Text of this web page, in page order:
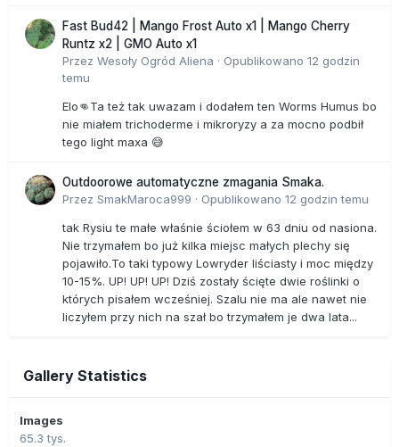
Fast Bud42 | Mango Frost Auto x1 | Mango Cherry
Runtz x2 | GMO Auto x1
Przez Wesoły Ogród Aliena · Opublikowano 12 godzin
temu
Elo👊Ta też tak uwazam i dodałem ten Worms Humus bo
nie miałem trichoderme i mikroryzy a za mocno podbił
tego light maxa 😅
Outdoorowe automatyczne zmagania Smaka.
Przez SmakMaroca999 · Opublikowano 12 godzin temu
tak Rysiu te małe właśnie ściołem w 63 dniu od nasiona.
Nie trzymałem bo już kilka miejsc małych plechy się
pojawiło.To taki typowy Lowryder liściasty i moc między
10-15%. UP! UP! UP! Dziś zostały ścięte dwie roślinki o
których pisałem wcześniej. Szalu nie ma ale nawet nie
liczyłem przy nich na szał bo trzymałem je dwa lata...
Gallery Statistics
Images
65.3 tys.